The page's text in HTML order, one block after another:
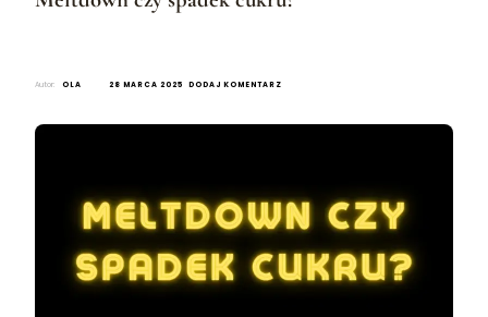
Autor: OLA 28 MARCA 2025 DODAJ KOMENTARZ